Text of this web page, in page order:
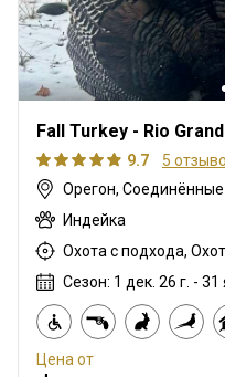
Fall Turkey - Rio
9.7
5
Орегон,
Индейка
Сезон: 1 дек. 26 г. - 31
Цена от